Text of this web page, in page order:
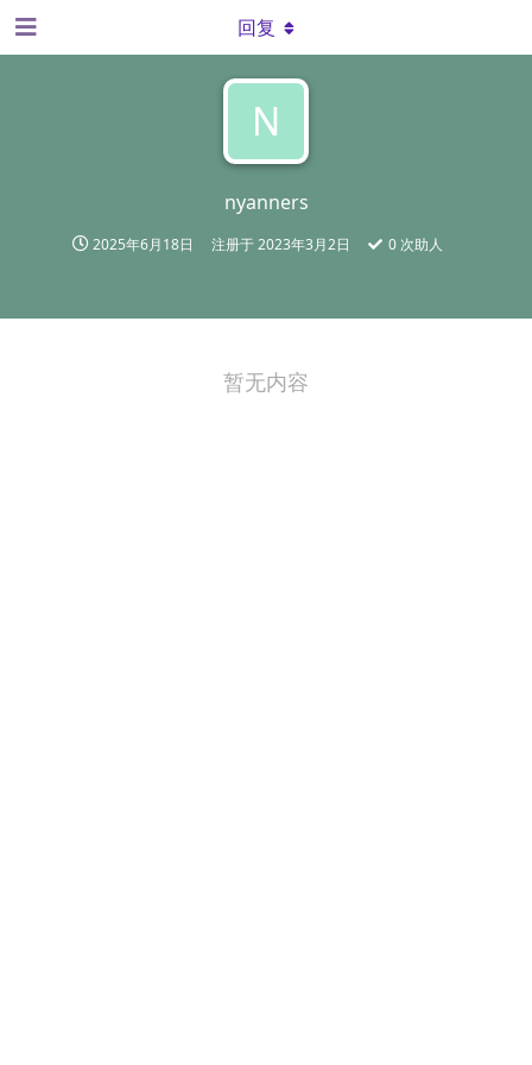
N
nyanners
2025年6月18日 注册于2023年3月2日 0次助人
回复
暂无内容